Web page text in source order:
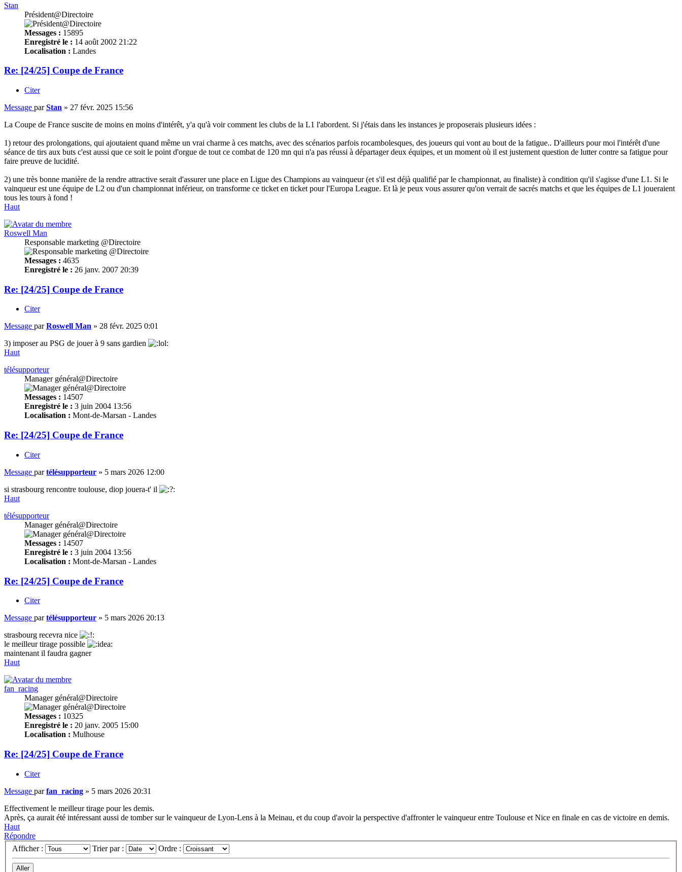
Stan
Président@Directoire
Messages : 15895
Enregistré le : 14 août 2002 21:22
Localisation : Landes
Re: [24/25] Coupe de France
Citer
Message parStan » 27 févr. 2025 15:56
La Coupe de France suscite de moins en moins d'intérêt, y'a qu'à voir comment les clubs de la L1 l'abordent. Si j'étais dans les instances je proposerais plusieurs idées :
1) retour des prolongations, qui ajoutaient quand même un vrai charme à ces matchs, avec des scénarios parfois rocambolesques, des joueurs qui vont au bout de la fatigue.. D'ailleurs pour moi l'intérêt d'une
séance de tirs aux buts c'est aussi que ce soit le point d'orgue de tout ce combat de 120 mn qui n'a pas réussi à départager deux équipes, et un moment où il est justement question de lutter contre sa fatigue pour
faire preuve de lucidité.
2) une très bonne manière de la rendre attractive serait d'assurer une place en Ligue des Champions au vainqueur (et s'il est déjà qualifié par le championnat, au finaliste) à condition qu'il s'agisse d'une L1. Si le
vainqueur est une équipe de L2 ou d'un championnat inférieur, on transforme ce ticket en ticket pour l'Europa League. Et là je peux vous assurer qu'on verrait de sacrés matchs et que les équipes de L1 joueraient
tous les tours à fond !
Haut
Roswell Man
Responsable marketing @Directoire
Messages : 4635
Enregistré le : 26 janv. 2007 20:39
Re: [24/25] Coupe de France
Citer
Message parRoswell Man » 28 févr. 2025 0:01
3) imposer au PSG de jouer à 9 sans gardien
Haut
télésupporteur
Manager général@Directoire
Messages : 14507
Enregistré le : 3 juin 2004 13:56
Localisation : Mont-de-Marsan - Landes
Re: [24/25] Coupe de France
Citer
Message partélésupporteur » 5 mars 2026 12:00
si strasbourg rencontre toulouse, diop jouera-t' il
Haut
télésupporteur
Manager général@Directoire
Messages : 14507
Enregistré le : 3 juin 2004 13:56
Localisation : Mont-de-Marsan - Landes
Re: [24/25] Coupe de France
Citer
Message partélésupporteur » 5 mars 2026 20:13
strasbourg recevra nice
le meilleur tirage possible
maintenant il faudra gagner
Haut
fan_racing
Manager général@Directoire
Messages : 10325
Enregistré le : 20 janv. 2005 15:00
Localisation : Mulhouse
Re: [24/25] Coupe de France
Citer
Message parfan_racing » 5 mars 2026 20:31
Effectivement le meilleur tirage pour les demis.
Après, ça aurait été intéressant aussi de tomber sur le vainqueur de Lyon-Lens à la Meinau, et du coup d'avoir la perspective d'affronter le vainqueur entre Toulouse et Nice en finale en cas de victoire en demis.
Haut
Répondre
Afficher :
Trier par : Ordre :